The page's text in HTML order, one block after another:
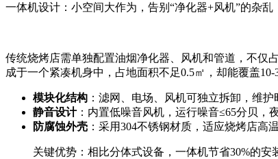
一体机设计：小空间大作为，告别“净化器+风机”的杂乱
传统烧烤店需单独配置油烟净化器、风机和管道，不仅
成于一个紧凑机身中，占地面积不足0.5㎡，却能覆盖10-
模块化结构 ：滤网、电场、风机可独立拆卸，维
静音设计：内置低噪音风机，运行噪音≤65分贝，
防腐蚀外壳 ：采用304不锈钢材质，适应烧烤店高
关键优势：相比分体式设备，一体机节省30%的